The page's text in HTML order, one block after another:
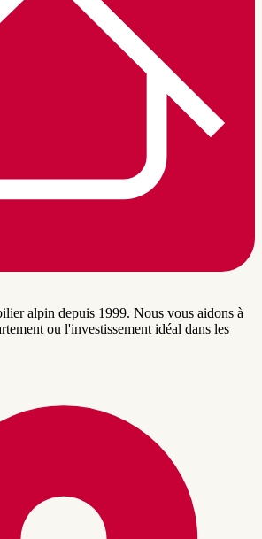
alpin depuis 1999. Nous vous aidons à
ou l'investissement idéal dans les